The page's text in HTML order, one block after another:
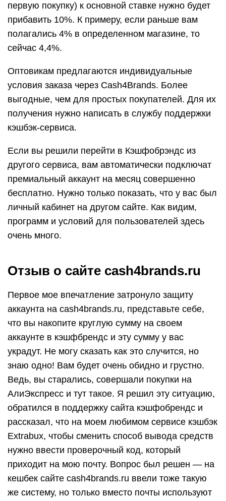
первую покупку) к основной ставке нужно будет
прибавить 10%. К примеру, если раньше вам
полагались 4% в определенном магазине, то
сейчас 4,4%.
Оптовикам предлагаются индивидуальные
условия заказа через Cash4Brands. Более
выгодные, чем для простых покупателей. Для их
получения нужно написать в службу поддержки
кэшбэк-сервиса.
Если вы решили перейти в Кэшфобрэндс из
другого сервиса, вам автоматически подключат
премиальный аккаунт на месяц совершенно
бесплатно. Нужно только показать, что у вас был
личный кабинет на другом сайте. Как видим,
программ и условий для пользователей здесь
очень много.
Отзыв о сайте cash4brands.ru
Первое мое впечатление затронуло защиту
аккаунта на cash4brands.ru, представьте себе,
что вы накопите круглую сумму на своем
аккаунте в кэшфбрендс и эту сумму у вас
украдут. Не могу сказать как это случится, но
знаю одно! Вам будет очень обидно и грустно.
Ведь, вы старались, совершали покупки на
АлиЭкспресс и тут такое. Я решил эту ситуацию,
обратился в поддержку сайта кэшфобрендс и
рассказал, что на моем любимом сервисе кэшбэк
Extrabux, чтобы сменить способ вывода средств
нужно ввести проверочный код, который
приходит на мою почту. Вопрос был решен — на
кешбек сайте cash4brands.ru ввели тоже такую
же систему, но только вместо почты используют